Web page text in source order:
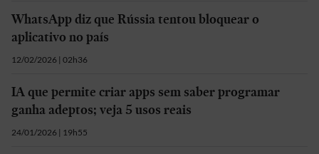
WhatsApp diz que Rússia tentou bloquear o
aplicativo no país
12/02/2026 | 02h36
IA que permite criar apps sem saber programar
ganha adeptos; veja 5 usos reais
24/01/2026 | 19h55